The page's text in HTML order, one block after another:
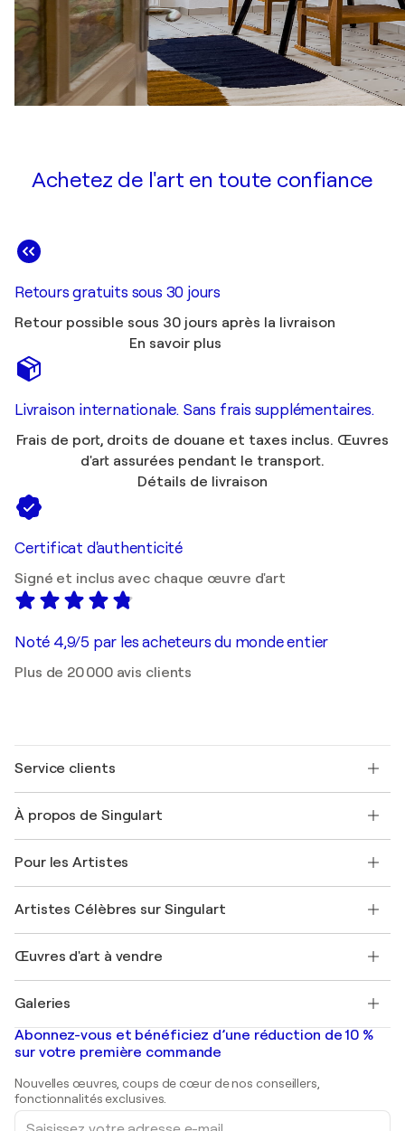
Achetez de l'art en toute confiance
Retours gratuits sous 30 jours
Retour possible sous 30 jours après la livraison
En savoir plus
Livraison internationale. Sans frais supplémentaires.
Frais de port, droits de douane et taxes inclus. Œuvres
d'art assurées pendant le transport.
Détails de livraison
Certificat d'authenticité
Signé et inclus avec chaque œuvre d'art
Noté 4,9/5 par les acheteurs du monde entier
Plus de 20 000 avis clients
Service clients
Expédition
Offrir une carte cadeau
Rejoignez notre programme commercial
Mon compte
+33 1 76 44 06 42
À propos de Singulart
FAQ
Magazine Singulart
Emplois
Découvrez une sélection d'art original
Pour les Artistes
Se connecter en tant qu'Artiste
Artistes Célèbres sur Singulart
Marc Chagall
Banksy
Mr. Brainwash
Shepard Fairey
Œuvres d'art à vendre
Tableaux abstraits à vendre
Peintures de paysage
Estampes
Peintures acryliques
Galeries
Galeries d'art en France
Galeries d'art en Belgique
Abonnez-vous et bénéficiez d’une réduction de 10 %
sur votre première commande
Nouvelles œuvres, coups de cœur de nos conseillers,
fonctionnalités exclusives.
Saisissez